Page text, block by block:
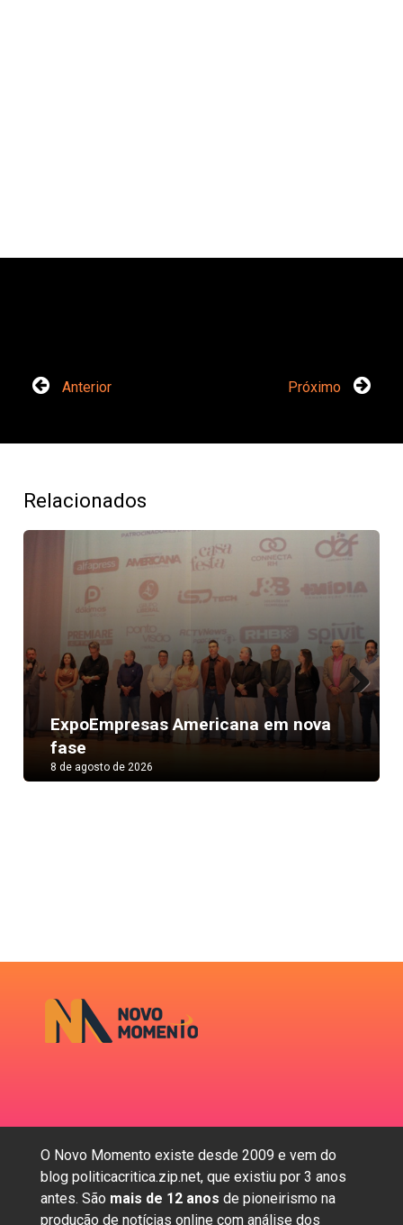
Anterior Próximo
Relacionados
ExpoEmpresas Americana em nova
fase
8 de agosto de 2026
Next
O Novo Momento existe desde 2009 e vem do
blog politicacritica.zip.net, que existiu por 3 anos
antes. São mais de 12 anos de pioneirismo na
produção de notícias online com análise dos